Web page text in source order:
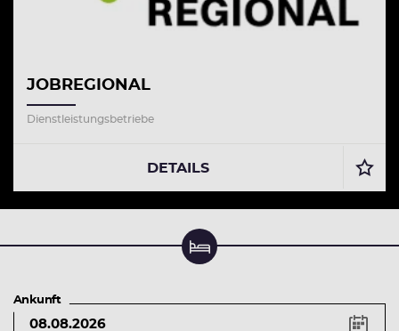
JOBREGIONAL
Dienstleistungsbetriebe
DETAILS
Pfeiltaste
Ankunft